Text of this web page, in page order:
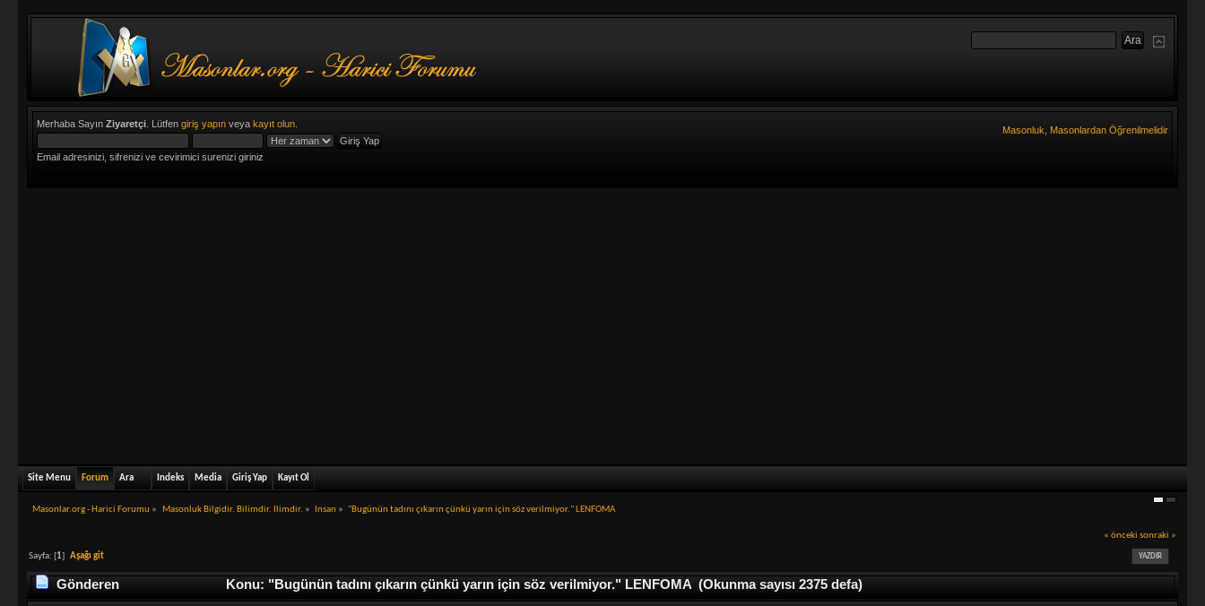
Merhaba SayınZiyaretçi . Lütfengiriş yapın veyakayıt olun
Email adresinizi, sifrenizi ve cevirimici surenizi giriniz
Masonluk, Masonlardan Öğrenilmelidir
Site Menu Forum Ara Indeks Media Giriş Yap Kayıt Ol
Masonlar.org - Harici Forumu » Masonluk Bilgidir. Bilimdir. Ilimdir. » Insan » "Bugünün tadını çıkarın çünkü yarın için söz verilmiyor." LENFOMA
« önceki sonraki »
YAZDIR
Sayfa: [1]Aşağı git
Gönderen Konu: "Bugünün tadını çıkarın çünkü yarın için söz verilmiyor." LENFOMA (Okunma sayısı 2375 defa)